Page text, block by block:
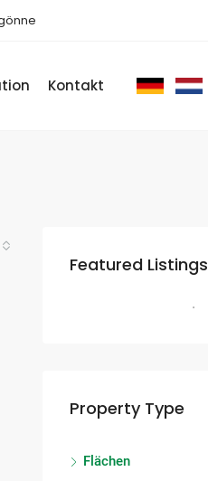
Kontakt
Featured Listings
Property Type
Flächen